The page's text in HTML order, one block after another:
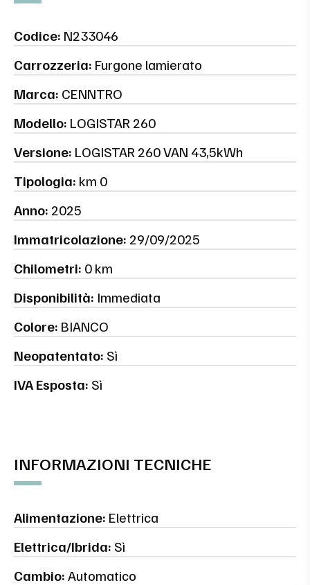
Codice: N233046
Carrozzeria: Furgone lamierato
Marca: CENNTRO
Modello: LOGISTAR 260
Versione: LOGISTAR 260 VAN 43,5kWh
Tipologia: km 0
Anno: 2025
Immatricolazione: 29/09/2025
Chilometri: 0 km
Disponibilità: Immediata
Colore: BIANCO
Neopatentato: Sì
IVA Esposta: Sì
INFORMAZIONI TECNICHE
Alimentazione: Elettrica
Elettrica/Ibrida: Sì
Cambio:Automatico